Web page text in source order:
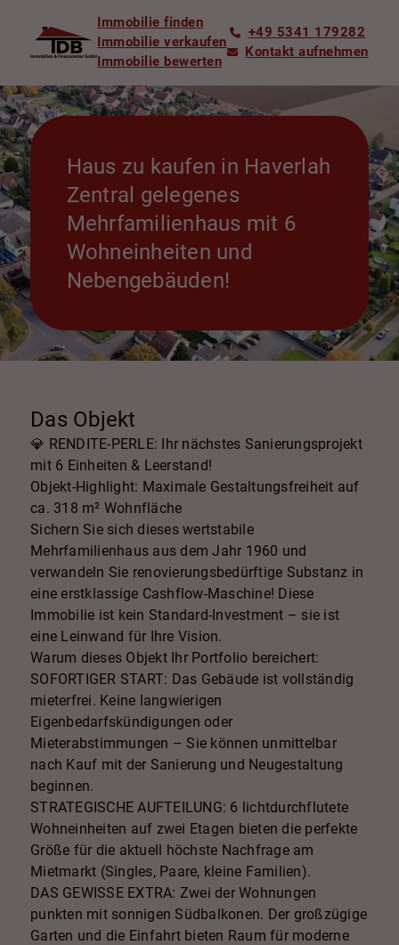
Immobilie finden
Immobilie verkaufen
Immobilie bewerten
+49 5341 179282
Kontakt aufnehmen
Haus zu kaufen in Haverlah
Zentral gelegenes
Mehrfamilienhaus mit 6
Wohneinheiten und
Nebengebäuden!
Das Objekt
💎 RENDITE-PERLE: Ihr nächstes Sanierungsprojekt
mit 6 Einheiten & Leerstand!
Objekt-Highlight: Maximale Gestaltungsfreiheit auf
ca. 318 m² Wohnfläche
Sichern Sie sich dieses wertstabile
Mehrfamilienhaus aus dem Jahr 1960 und
verwandeln Sie renovierungsbedürftige Substanz in
eine erstklassige Cashflow-Maschine! Diese
Immobilie ist kein Standard-Investment – sie ist
eine Leinwand für Ihre Vision.
Warum dieses Objekt Ihr Portfolio bereichert:
SOFORTIGER START: Das Gebäude ist vollständig
mieterfrei. Keine langwierigen
Eigenbedarfskündigungen oder
Mieterabstimmungen – Sie können unmittelbar
nach Kauf mit der Sanierung und Neugestaltung
beginnen.
STRATEGISCHE AUFTEILUNG: 6 lichtdurchflutete
Wohneinheiten auf zwei Etagen bieten die perfekte
Größe für die aktuell höchste Nachfrage am
Mietmarkt (Singles, Paare, kleine Familien).
DAS GEWISSE EXTRA: Zwei der Wohnungen
punkten mit sonnigen Südbalkonen. Der großzügige
Garten und die Einfahrt bieten Raum für moderne